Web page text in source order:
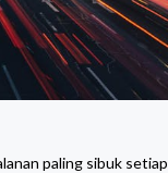
paling sibuk setiap